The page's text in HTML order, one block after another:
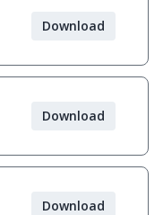
Download
Download
Download